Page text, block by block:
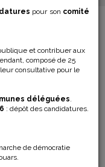
pour son comité
et contribuer aux
composé de 25
consultative pour le
déléguées.
: dépôt des candidatures.
de démocratie